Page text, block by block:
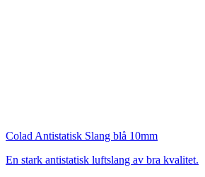
Colad Antistatisk Slang blå 10mm
En stark antistatisk luftslang av bra kvalitet.